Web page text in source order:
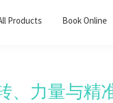
Products Book Online
、力量与精